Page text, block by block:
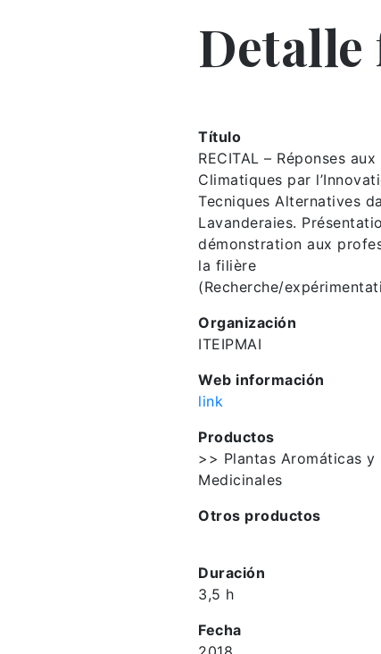
Título
RECITAL – Réponses
Climatiques par
Tecniques Alternatives
Lavanderaies.
démonstration aux
la filière
(Recherche/
Organización
ITEIPMAI
Web información
link
Productos
>> Plantas Aromáticas y
Medicinales
Otros productos
Duración
3,5 h
Fecha